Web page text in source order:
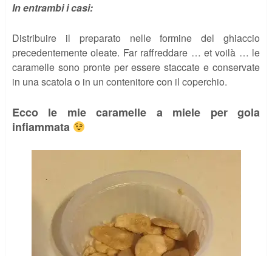
In entrambi i casi:
Distribuire il preparato nelle formine del ghiaccio
precedentemente oleate. Far raffreddare … et voilà … le
caramelle sono pronte per essere staccate e conservate
in una scatola o in un contenitore con il coperchio.
Ecco le miecaramelle a miele per gola
infiammata